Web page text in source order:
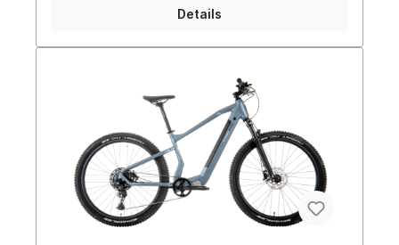
Details